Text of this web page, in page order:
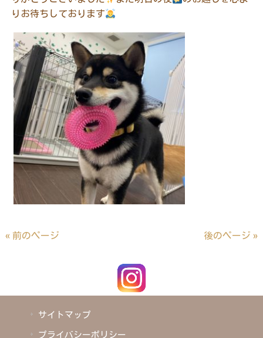
りお待ちしております
« 前のページ 後のページ »
サイトマップ
プライバシーポリシー